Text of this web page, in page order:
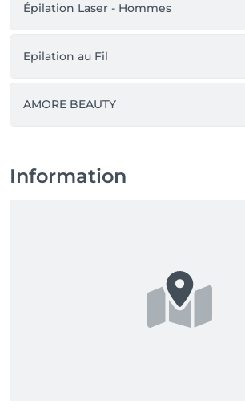
Épilation Laser - Hommes
Epilation au Fil
AMORE BEAUTY
Information